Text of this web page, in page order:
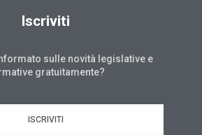
Iscriviti
sulle novità legislative e
gratuitamente?
ISCRIVITI